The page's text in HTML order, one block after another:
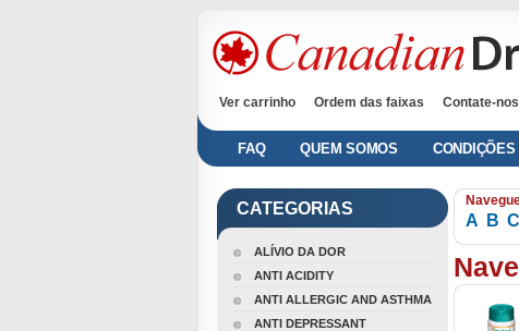
Ver carrinho
Ordem das faixas Contate-nos
FAQ QUEM SOMOS CONDIÇÕES
CATEGORIAS
ALÍVIO DA DOR
ANTI ACIDITY
ANTI ALLERGIC AND ASTHMA
ANTI DEPRESSANT
A B C